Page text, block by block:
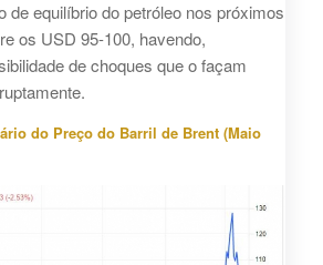
de equilíbrio do petróleo nos próximos
os USD 95-100, havendo,
de choques que o façam
do Preço do Barril de Brent (Maio